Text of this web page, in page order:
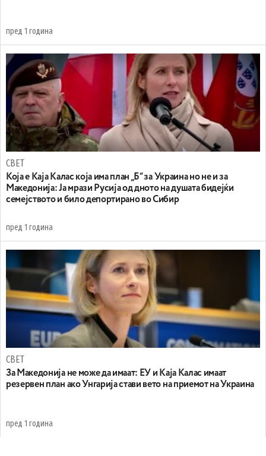
пред 1 година
СВЕТ
Koja e Kaja Kaлас која има план „Б“ за Украина но не и за
Македонија: Ја мрази Русија од дното на душата бидејќи
семејството и било депортирано во Сибир
пред 1 година
СВЕТ
За Македонија не може да имаат: EУ и Каја Калас имаат
резервен план ако Унгарија стави вето на приемот на Украина
пред 1 година